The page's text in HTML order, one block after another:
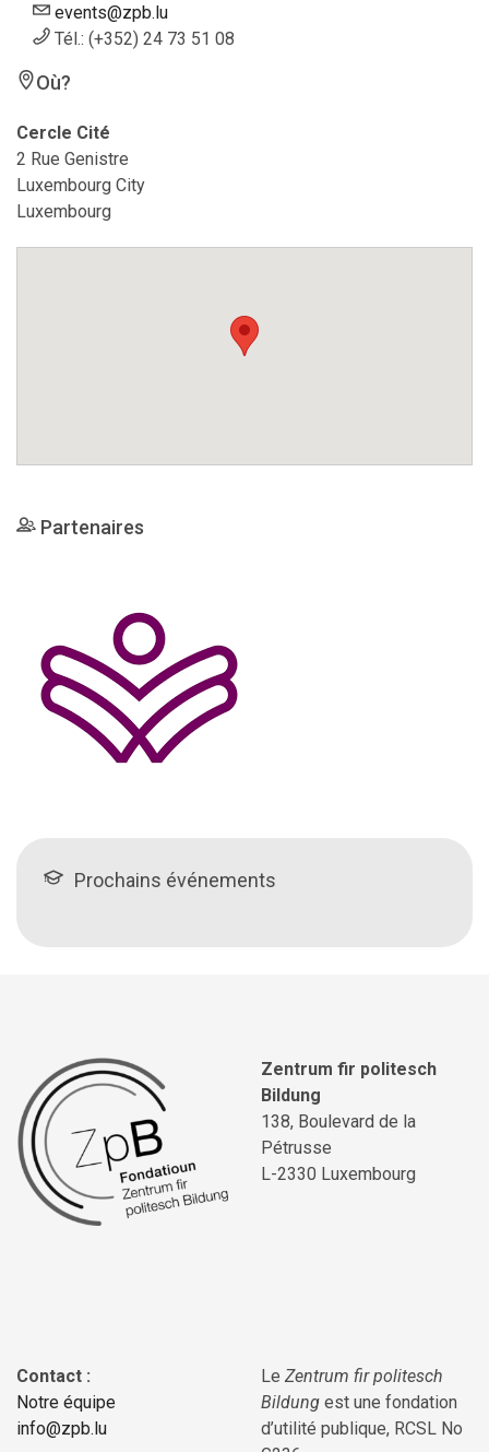
events@zpb.lu
Tél.: (+352) 24 73 51 08
Où?
Cercle Cité
2 Rue Genistre
Luxembourg City
Luxembourg
Partenaires
Prochains événements
Zentrum fir politesch
Bildung
138, Boulevard de la
Pétrusse
L-2330 Luxembourg
Contact :
Notre équipe
info@zpb.lu
Le Zentrum fir politesch
Bildung est une fondation
d’utilité publique, RCSL No